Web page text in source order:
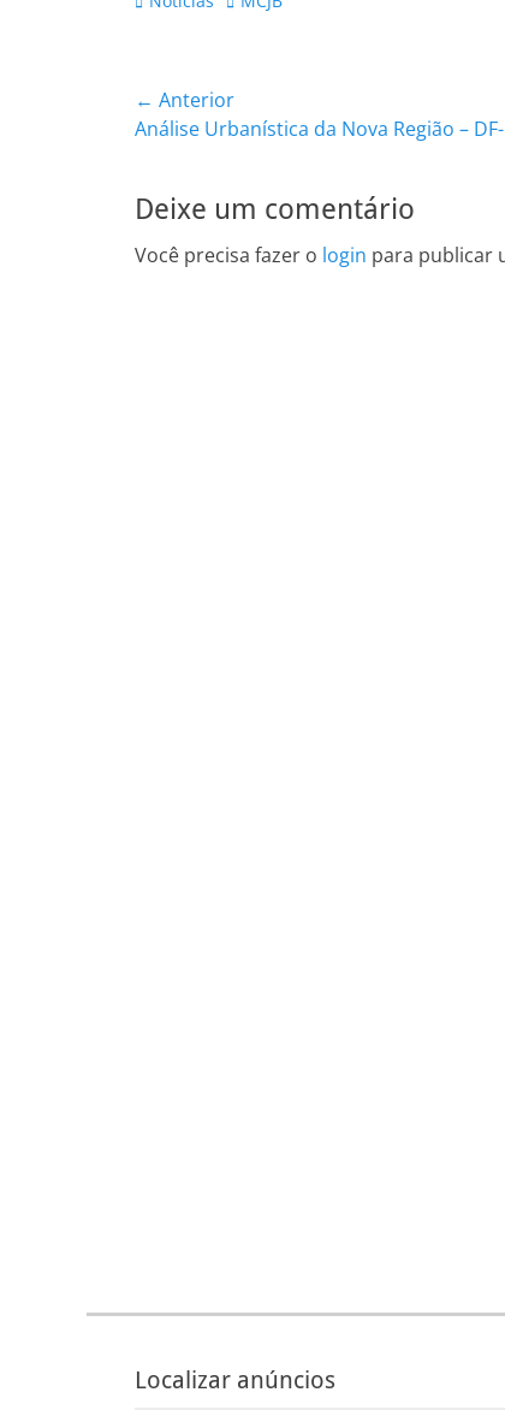
Navegação
de
Post
← Anterior
Post
Análise Urbanística da Nova Região –
Deixe um comentário
Você precisa fazer o login para publicar
Localizar anúncios